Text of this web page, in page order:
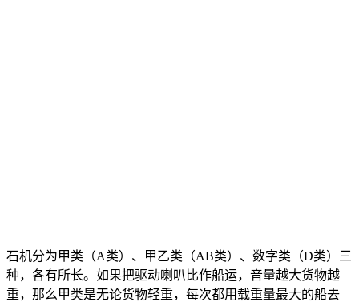
石机分为甲类（A类）、甲乙类（AB类）、数字类（D类）三
种，各有所长。如果把驱动喇叭比作船运，音量越大货物越
重，那么甲类是无论货物轻重，每次都用载重量最大的船去